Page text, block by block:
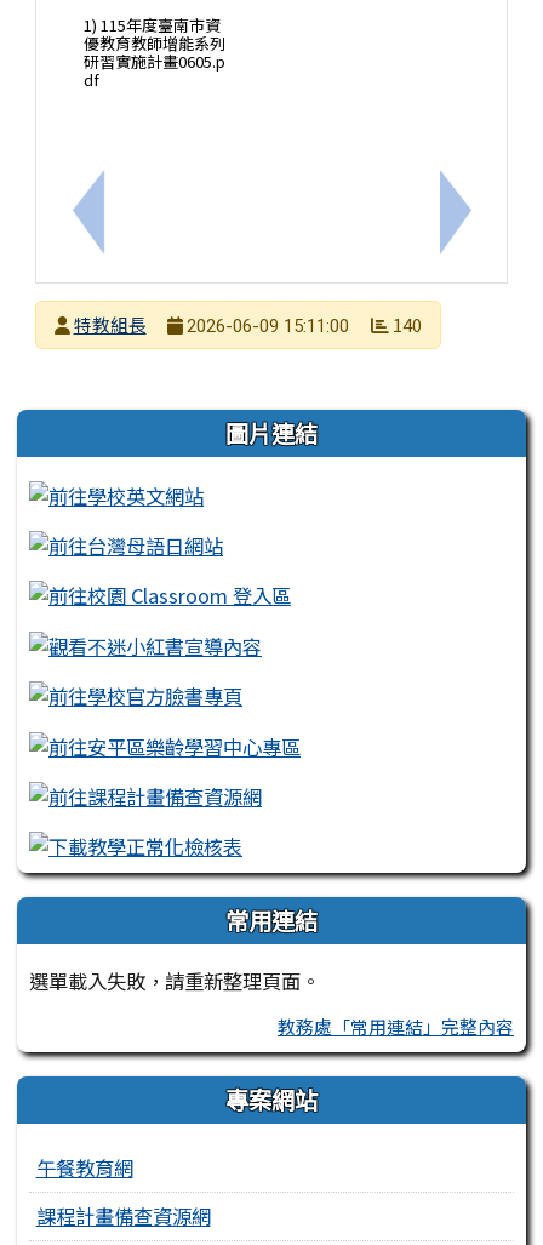
上一筆：「個別化教育計畫(IEP)檢核及指引說明會
1) 115年度臺南市資
優教育教師增能系列
研習實施計畫0605.p
df
下一筆：
發布者
特教組長
2026-06-09 15:11:00 140
左邊區域內容 圖片連結
常用連結
選單載入失敗，請重新整理頁面。
教務處「常用連結」完整內容
專案網站
午餐教育網
課程計畫備查資源網